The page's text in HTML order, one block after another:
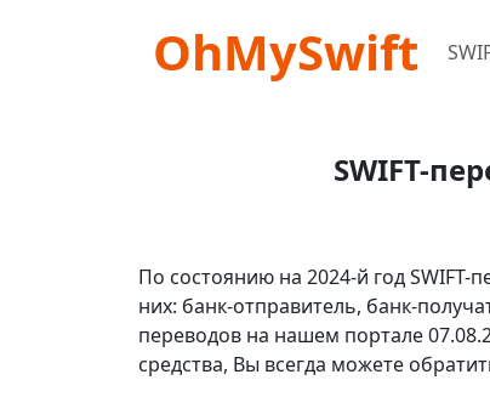
OhMySwift
SWIFT-
По состоянию на 2024-й год SWIFT-
них: банк-отправитель, банк-
переводов на нашем портале
средства, Вы всегда можете